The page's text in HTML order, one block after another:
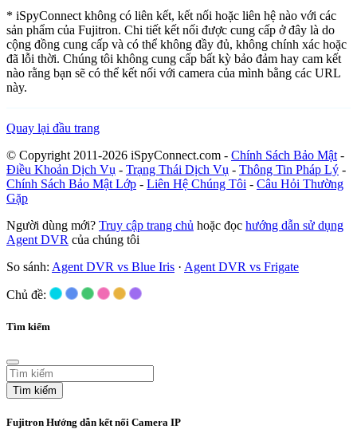
* iSpyConnect không có liên kết, kết nối hoặc liên hệ nào với các
sản phẩm của Fujitron. Chi tiết kết nối được cung cấp ở đây là do
cộng đồng cung cấp và có thể không đầy đủ, không chính xác hoặc
đã lỗi thời. Chúng tôi không cung cấp bất kỳ bảo đảm hay cam kết
nào rằng bạn sẽ có thể kết nối với camera của mình bằng các URL
này.
Quay lại đầu trang
© Copyright 2011-2026 iSpyConnect.com - Chính Sách Bảo Mật -
Điều Khoản Dịch Vụ - Trạng Thái Dịch Vụ - Thông Tin Pháp Lý -
Chính Sách Bảo Mật Lớp - Liên Hệ Chúng Tôi - Câu Hỏi Thường
Gặp
Người dùng mới? Truy cập trang chủ hoặc đọc hướng dẫn sử dụng
Agent DVR của chúng tôi
So sánh: Agent DVR vs Blue Iris · Agent DVR vs Frigate
Chủ đề:
Tìm kiếm
Tìm kiếm
Fujitron Hướng dẫn kết nối Camera IP